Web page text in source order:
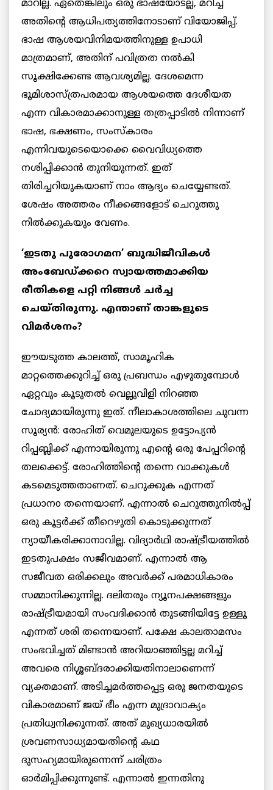
മാറില്ല. ഏതെങ്കിലും ഒരു ഭാഷയോടല്ല, മറിച്ച്
അതിന്റെ ആധിപത്യത്തിനോടാണ് വിയോജിപ്പ്.
ഭാഷ ആശയവിനിമയത്തിനുള്ള ഉപാധി
മാത്രമാണ്, അതിന് പവിത്രത നൽകി
സൂക്ഷിക്കേണ്ട ആവശ്യമില്ല. ദേശമെന്ന
ഭൂമിശാസ്ത്രപരമായ ആശയത്തെ ദേശീയത
എന്ന വികാരമാക്കാനുള്ള തത്രപ്പാടിൽ നിന്നാണ്
ഭാഷ, ഭക്ഷണം, സംസ്കാരം
എന്നിവയുടെയൊക്കെ വൈവിധ്യത്തെ
നശിപ്പിക്കാൻ തുനിയുന്നത്. ഇത്
തിരിച്ചറിയുകയാണ് നാം ആദ്യം ചെയ്യേണ്ടത്.
ശേഷം അത്തരം നീക്കങ്ങളോട് ചെറുത്തു
നിൽക്കുകയും വേണം.
‘ഇടതു പുരോഗമന’ ബുദ്ധിജീവികൾ
അംബേഡ്ക്കറെ സ്വായത്തമാക്കിയ
രീതികളെ പറ്റി നിങ്ങൾ ചർച്ച
ചെയ്തിരുന്നു. എന്താണ് താങ്കളുടെ
വിമർശനം?
ഈയടുത്ത കാലത്ത്, സാമൂഹിക
മാറ്റത്തെക്കുറിച്ച് ഒരു പ്രബന്ധം എഴുതുമ്പോൾ
ഏറ്റവും കൂടുതൽ വെല്ലുവിളി നിറഞ്ഞ
ചോദ്യമായിരുന്നു ഇത്‌. നീലാകാശത്തിലെ ചുവന്ന
സൂര്യൻ: രോഹിത് വെമുലയുടെ ഉട്ടോപ്യൻ
റിപ്പബ്ലിക്ക് എന്നായിരുന്നു എന്റെ ഒരു പേപ്പറിന്റെ
തലക്കെട്ട്. രോഹിത്തിന്റെ തന്നെ വാക്കുകൾ
കടമെടുത്തതാണത്. ചെറുക്കുക എന്നത്
പ്രധാനo തന്നെയാണ്. എന്നാൽ ചെറുത്തുനിൽപ്പ്
ഒരു കൂട്ടർക്ക് തീറെഴുതി കൊടുക്കുന്നത്
ന്യായീകരിക്കാനാവില്ല. വിദ്യാർഥി രാഷ്ട്രീയത്തിൽ
ഇടതുപക്ഷം സജീവമാണ്. എന്നാൽ ആ
സജീവത ഒരിക്കലും അവർക്ക് പരമാധികാരം
സമ്മാനിക്കുന്നില്ല. ദലിതരും ന്യൂനപക്ഷങ്ങളും
രാഷ്ട്രീയമായി സംവദിക്കാൻ തുടങ്ങിയിട്ടേ ഉള്ളൂ
എന്നത് ശരി തന്നെയാണ്. പക്ഷേ കാലതാമസം
സംഭവിച്ചത് മിണ്ടാൻ അറിയാഞ്ഞിട്ടല്ല മറിച്ച്
അവരെ നിശ്ശബ്ദരാക്കിയതിനാലാണെന്ന്
വ്യക്തമാണ്. അടിച്ചമർത്തപ്പെട്ട ഒരു ജനതയുടെ
വികാരമാണ് ജയ് ഭീം എന്ന മുദ്രാവാക്യം
പ്രതിധ്വനിക്കുന്നത്. അത് മുഖ്യധാരയിൽ
ശ്രവണസാധ്യമായതിന്റെ കഥ
ദുസഹ്യമായിരുന്നെന്ന് ചരിത്രം
ഓർമിപ്പിക്കുന്നുണ്ട്. എന്നാൽ ഇന്നതിനു